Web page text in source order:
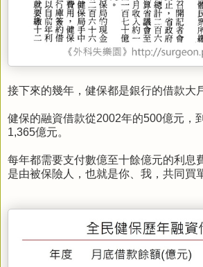
接下來的幾年，健保都是銀行的借款大
健保的融資借款從2002年的500億元，
1,365億元。
每年都需要支付數億至十餘億元的利息
是由被保險人，也就是你、我，共同買